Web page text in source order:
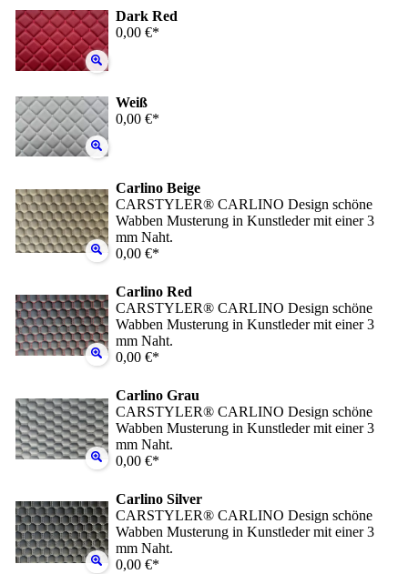
Dark Red
0,00 €*
Weiß
0,00 €*
Carlino Beige
CARSTYLER® CARLINO Design schöne
Wabben Musterung in Kunstleder mit einer 3
mm Naht.
0,00 €*
Carlino Red
CARSTYLER® CARLINO Design schöne
Wabben Musterung in Kunstleder mit einer 3
mm Naht.
0,00 €*
Carlino Grau
CARSTYLER® CARLINO Design schöne
Wabben Musterung in Kunstleder mit einer 3
mm Naht.
0,00 €*
Carlino Silver
CARSTYLER® CARLINO Design schöne
Wabben Musterung in Kunstleder mit einer 3
mm Naht.
0,00 €*